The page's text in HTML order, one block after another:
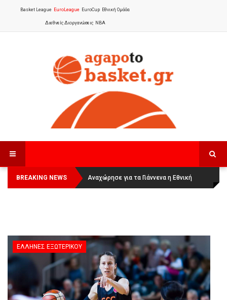
Basket League EuroLeague EuroCup Εθνική Ομάδα
Διεθνείς Διοργανώσεις NBA
BREAKING NEWS
Οι Πάνθηρες Καβάλας στην Women
Basketball League 1
Αναχώρησε για τα Γιάννενα η Εθνική
Γυναικών:
ΈΛΛΗΝΕΣ ΕΞΩΤΕΡΙΚΟΎ